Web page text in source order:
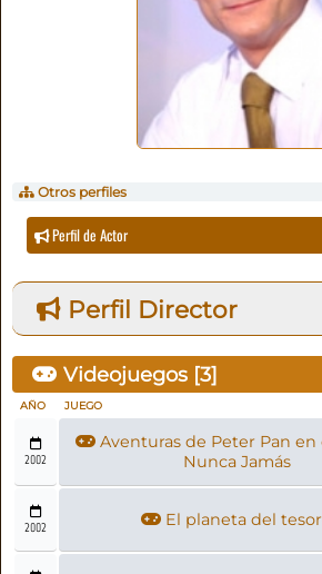
Otros perfiles
Perfil de Actor
Perfil Director
Videojuegos [3]
AÑO JUEGO
2002
Aventuras de Peter Pan en
Nunca Jamás
2002 El planeta del